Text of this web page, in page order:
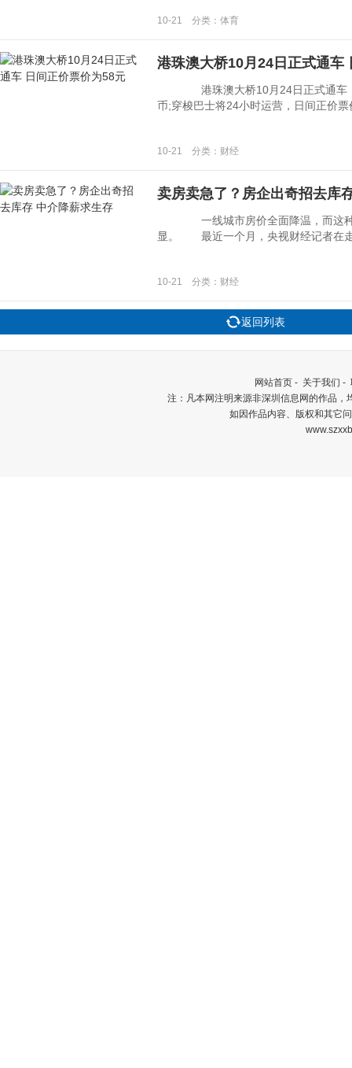
10-21 分类：体育
港珠澳大桥10月24日正式通车
港珠澳大桥10月24日正式通车
币;穿梭巴士将24小时运营，日间正
10-21 分类：财经
卖房卖急了？房企出奇招去库
一线城市房价全面降温，而这种
显。 最近一个月，央视财经记者在
10-21 分类：财经
返回列表
网站首页 - 关于我们 -
注：凡本网注明来源非深圳信息网的作品
如因作品内容、版权和其它